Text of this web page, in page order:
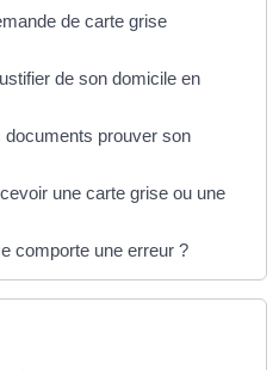
de carte grise
de son domicile en
prouver son
une carte grise ou une
comporte une erreur ?